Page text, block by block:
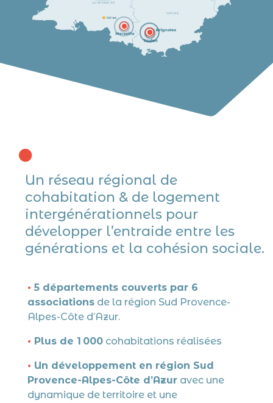
\ \
\

Un réseau régional de
cohabitation & de logement
intergénérationnels pour
développer l’entraide entre les
générations et la cohésion sociale.
• 5 départements couverts par 6
associations de la région Sud Provence-
Alpes-Côte d’Azur.
• Plus de 1 000 cohabitations réalisées
• Un développement en région Sud
Provence-Alpes-Côte d’Azur avec une
dynamique de territoire et une